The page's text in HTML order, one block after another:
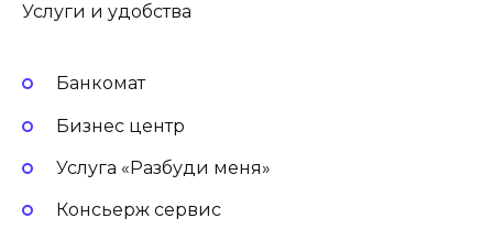
Услуги и удобства
Банкомат
Бизнес центр
Услуга «Разбуди меня»
Консьерж сервис